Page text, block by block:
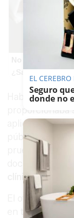
No creerás estas
¿Sabías que
Habría
aplicación
público donde
pruebas y las
documentos"
clínica de
El otro
en tanto que
EL
Seguro
donde no